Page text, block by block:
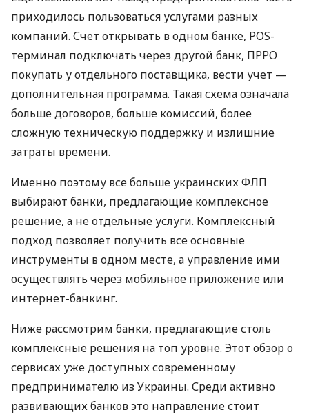
приходилось пользоваться услугами разных
компаний. Счет открывать в одном банке, POS-
терминал подключать через другой банк, ПРРО
покупать у отдельного поставщика, вести учет —
дополнительная программа. Такая схема означала
больше договоров, больше комиссий, более
сложную техническую поддержку и излишние
затраты времени.
Именно поэтому все больше украинских ФЛП
выбирают банки, предлагающие комплексное
решение, а не отдельные услуги. Комплексный
подход позволяет получить все основные
инструменты в одном месте, а управление ими
осуществлять через мобильное приложение или
интернет-банкинг.
Ниже рассмотрим банки, предлагающие столь
комплексные решения на топ уровне. Этот обзор о
сервисах уже доступных современному
предпринимателю из Украины. Среди активно
развивающих банков это направление стоит